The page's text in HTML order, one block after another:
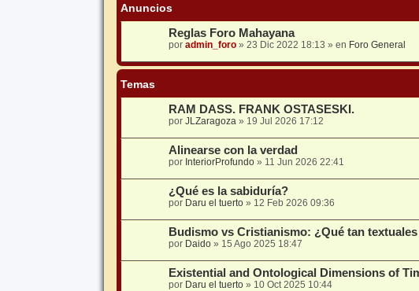
Anuncios
Reglas Foro Mahayana
por admin_foro» 23 Dic 2022 18:13 » en Foro General
Temas
RAM DASS. FRANK OSTASESKI.
por JLZaragoza » 19 Jul 2026 17:12
Alinearse con la verdad
por InteriorProfundo» 11 Jun 2026 22:41
¿Qué es la sabiduría?
por Daru el tuerto» 12 Feb 2026 09:36
Budismo vs Cristianismo: ¿Qué tan
por Daido» 15 Ago 2025 18:47
Existential and Ontological Dimensions of
por Daru el tuerto» 10 Oct 2025 10:44